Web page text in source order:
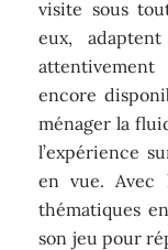
visite sous
eux,
encore
ménager la
l’expérience
en vue. Avec
thématiques
son jeu pour